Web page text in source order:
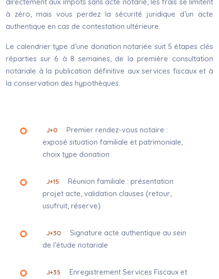
directement aux impôts sans acte notarié, les frais se limitent
à zéro, mais vous perdez la sécurité juridique d’un acte
authentique en cas de contestation ultérieure.
Le calendrier type d’une donation notariée suit 5 étapes clés
réparties sur 6 à 8 semaines, de la première consultation
notariale à la publication définitive aux services fiscaux et à
la conservation des hypothèques.
J+0
Premier rendez-vous notaire :
exposé situation familiale et patrimoniale,
choix type donation
J+15
Réunion familiale : présentation
projet acte, validation clauses (retour,
usufruit, réserve)
J+30
Signature acte authentique au sein
de l’étude notariale
J+35
Enregistrement Services Fiscaux et